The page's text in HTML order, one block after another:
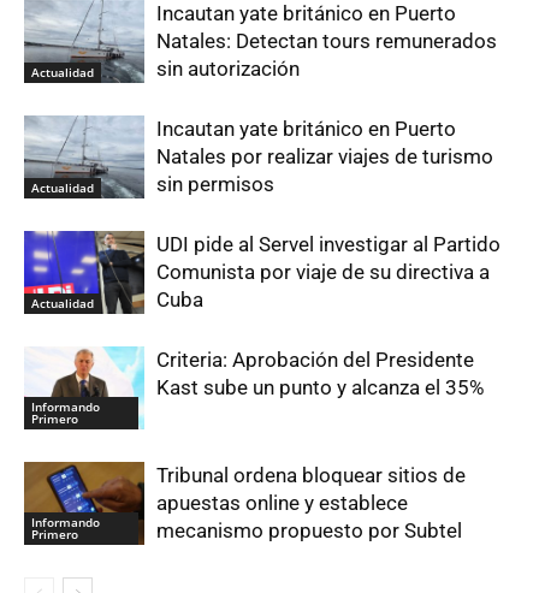
Actualidad
Incautan yate británico en Puerto
Natales: Detectan tours remunerados
sin autorización
Actualidad
Incautan yate británico en Puerto
Natales por realizar viajes de turismo
sin permisos
Actualidad
UDI pide al Servel investigar al Partido
Comunista por viaje de su directiva a
Cuba
Informando
Primero
Criteria: Aprobación del Presidente
Kast sube un punto y alcanza el 35%
Informando
Primero
Tribunal ordena bloquear sitios de
apuestas online y establece
mecanismo propuesto por Subtel